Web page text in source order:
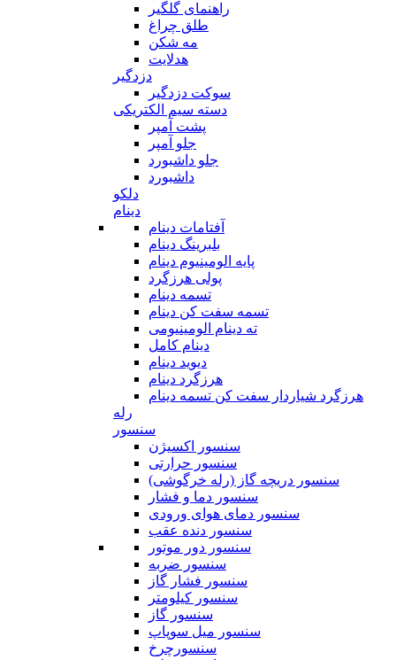
راهنمای گلگیر
طلق چراغ
مه شکن
هدلایت
دزدگیر
سوکت دزدگیر
دسته سیم الکتریکی
پشت آمپر
جلو آمپر
جلو داشبورد
داشبورد
دلکو
دینام
آفتامات دینام
بلبرینگ دینام
پایه الومینیوم دینام
پولی هرزگرد
تسمه دینام
تسمه سفت کن دینام
ته دینام الومینیومی
دینام کامل
دیوید دینام
هرزگرد دینام
هرزگرد شیاردار سفت کن تسمه دینام
رله
سنسور
سنسور اکسیژن
سنسور حرارتی
سنسور دریچه گاز (رله خرگوشی)
سنسور دما و فشار
سنسور دمای هوای ورودی
سنسور دنده عقب
سنسور دور موتور
سنسور ضربه
سنسور فشار گاز
سنسور کیلومتر
سنسور گاز
سنسور میل سوپاپ
سنسورچرخ